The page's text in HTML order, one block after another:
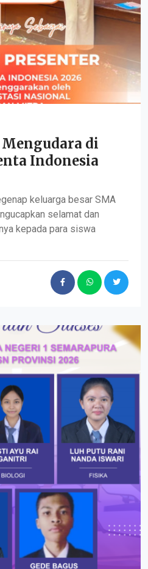
Mengudara di
Indonesia
keluarga besar SMA
selamat dan
kepada para siswa